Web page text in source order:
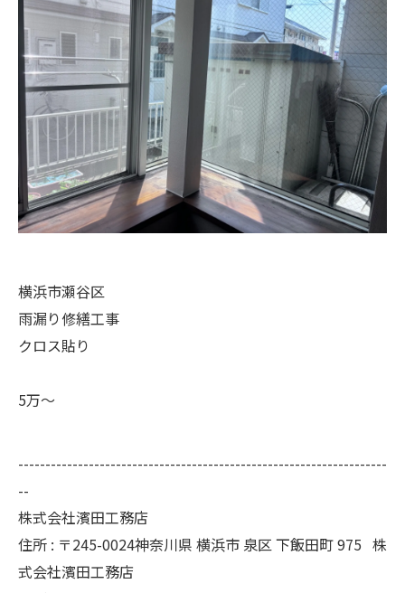
横浜市瀬谷区
雨漏り修繕工事
クロス貼り
5万〜
--------------------------------------------------------------------
--
株式会社濱田工務店
住所 : 〒245-0024神奈川県 横浜市 泉区 下飯田町 975 株
式会社濱田工務店